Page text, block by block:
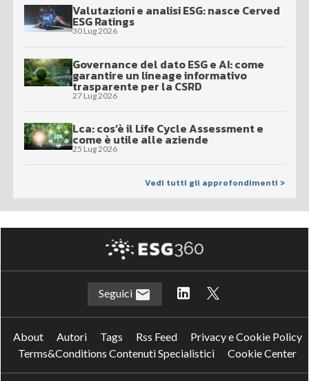
Valutazioni e analisi ESG: nasce Cerved
ESG Ratings
30 Lug 2026
Governance del dato ESG e AI: come
garantire un lineage informativo
trasparente per la CSRD
27 Lug 2026
Lca: cos’è il Life Cycle Assessment e
come è utile alle aziende
25 Lug 2026
Vedi tutti gli approfondimenti >
Seguici
About Autori Tags Rss Feed
Privacy e Cookie Policy
Terms&Conditions Contenuti Specialistici
Cookie Center